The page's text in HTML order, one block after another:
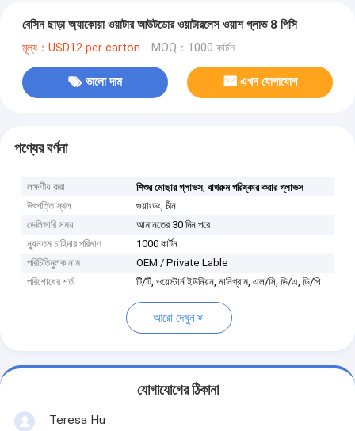
বেসিন ছাড়া অ্যাকোয়া ওয়াটার আউটডোর ওয়াটারলেস ওয়াশ গ্লাভ 8 পিসি
মূল্য：USD12 per carton MOQ：1000 কার্টন
ভালো দাম এখন যোগাযোগ
পণ্যের বর্ণনা
লক্ষণীয় করা শিশুর মোছার গ্লাভস,বাথরুম পরিষ্কার করার গ্লাভস
উৎপত্তি স্থল
গুয়াংডং, চীন
ডেলিভারি সময়
আমানতের 30 দিন পরে
ন্যূনতম চাহিদার পরিমাণ
1000 কার্টন
পরিচিতিমুলক নাম
OEM / Private Lable
পরিশোধের শর্ত
টি/টি, ওয়েস্টার্ন ইউনিয়ন, মানিগ্রাম, এল/সি, ডি/এ, ডি/পি
আরো দেখুন
যোগাযোগের ঠিকানা
Teresa Hu